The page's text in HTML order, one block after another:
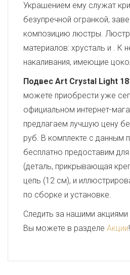
Украшением ему служат
безупречной огранкой,
композицию люстры.
материалов: хрусталь и . К
накаливания, имеющие
Подвес Art Crystal Light
можете приобрести уже
официальном интернет-
предлагаем лучшую цену
руб. В комплекте с данным
бесплатно предоставим
(деталь, прикрывающая
цепь (12 см), и
по сборке и установке.
Следить за нашими
Вы можете в разделе Акции!